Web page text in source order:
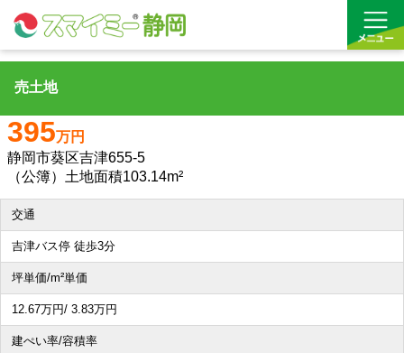
買う
沿線から探す(借りる)
沿線から探す(買う)
通勤・通学時間から探す(借りる)
売土地
395万円
静岡市葵区吉津655-5
（公簿）土地面積103.14m²
交通
吉津バス停 徒歩3分
坪単価/m²単価
12.67万円/ 3.83万円
建ぺい率/容積率